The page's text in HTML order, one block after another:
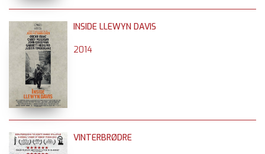
INSIDE LLEWYN DAVIS
2014
VINTERBRØDRE